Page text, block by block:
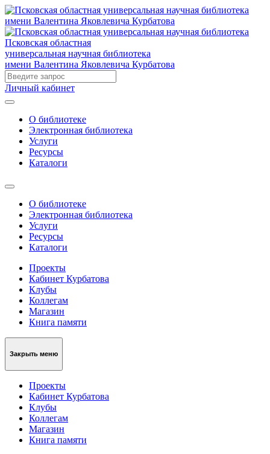
Псковская областная
универсальная научная библиотека
имени Валентина Яковлевича Курбатова
Личный кабинет
О библиотеке
Электронная библиотека
Услуги
Ресурсы
Каталоги
О библиотеке
Электронная библиотека
Услуги
Ресурсы
Каталоги
Проекты
Кабинет Курбатова
Клубы
Коллегам
Магазин
Книга памяти
Закрыть меню
Проекты
Кабинет Курбатова
Клубы
Коллегам
Магазин
Книга памяти